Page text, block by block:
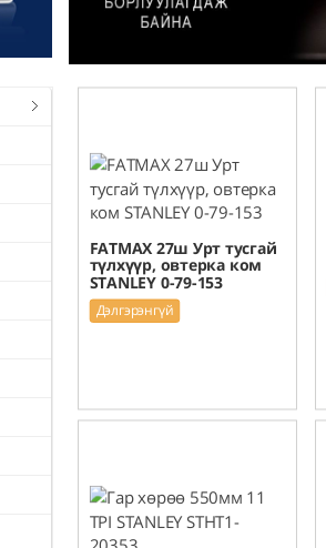
FATMAX 27ш Урт тусгай
түлхүүр, овтерка ком
STANLEY 0-79-153
Дэлгэрэнгүй